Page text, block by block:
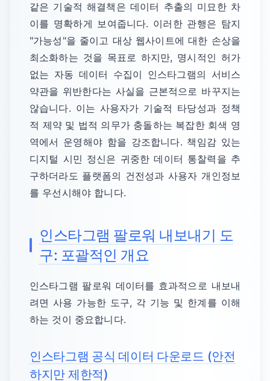
같은 기술적 해결책은 데이터 추출의 미묘한 차
이를 명확하게 보여줍니다. 이러한 관행은 탐지
"가능성"을 줄이고 대상 웹사이트에 대한 손상을
최소화하는 것을 목표로 하지만, 명시적인 허가
없는 자동 데이터 수집이 인스타그램의 서비스
약관을 위반한다는 사실을 근본적으로 바꾸지는
않습니다. 이는 사용자가 기술적 타당성과 정책
적 제약 및 법적 의무가 충돌하는 복잡한 회색 영
역에서 운영해야 함을 강조합니다. 책임감 있는
디지털 시민 정신은 귀중한 데이터 통찰력을 추
구하더라도 플랫폼의 건전성과 사용자 개인정보
를 우선시해야 합니다.
인스타그램 팔로워 내보내기 도
구: 포괄적인 개요
인스타그램 팔로워 데이터를 효과적으로 내보내
려면 사용 가능한 도구, 각 기능 및 한계를 이해
하는 것이 중요합니다.
인스타그램 공식 데이터 다운로드 (안전
하지만 제한적)